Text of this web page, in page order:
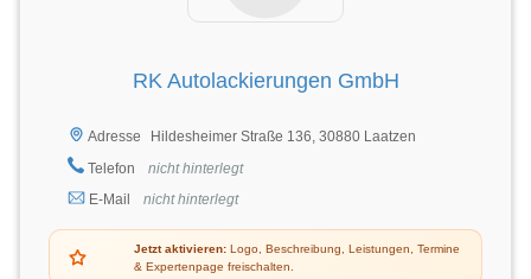
RK Autolackierungen GmbH
Adresse
Hildesheimer Straße 136, 30880 Laatzen
Telefon
nicht hinterlegt
E-Mail
nicht hinterlegt
Jetzt aktivieren: Logo, Beschreibung, Leistungen, Termine
& Expertenpage freischalten.